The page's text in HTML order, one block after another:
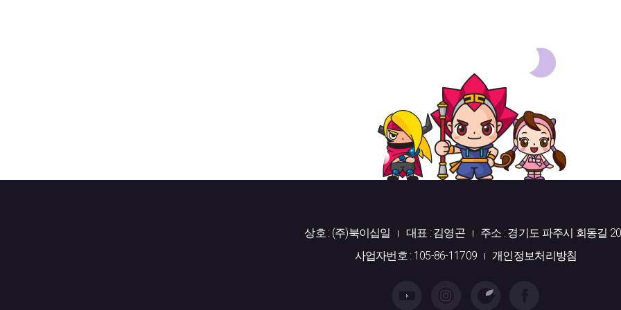
상호 : (주)북이십일 대표 : 김영곤
주소 : 경기도 파주시 회동길
사업자번호 : 105-86-11709
개인정보처리방침